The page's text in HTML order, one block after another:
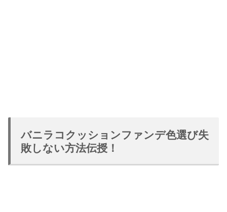
バニラコクッションファンデ色選び失
敗しない方法伝授！